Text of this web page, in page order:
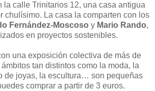
la calle Trinitarios 12, una casa antigua
chulísimo. La casa la comparten con los
Fernández-Moscoso y Mario Rando,
en proyectos sostenibles.
una exposición colectiva de más de
tan distintos como la moda, la
de joyas, la escultura… son pequeñas
comprar a partir de 3 euros.